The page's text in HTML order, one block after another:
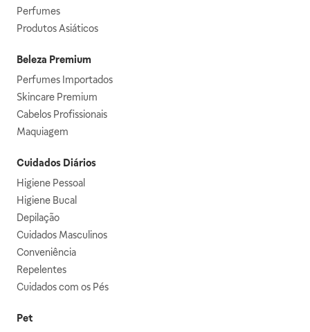
Perfumes
Produtos Asiáticos
Beleza Premium
Perfumes Importados
Skincare Premium
Cabelos Profissionais
Maquiagem
Cuidados Diários
Higiene Pessoal
Higiene Bucal
Depilação
Cuidados Masculinos
Conveniência
Repelentes
Cuidados com os Pés
Pet